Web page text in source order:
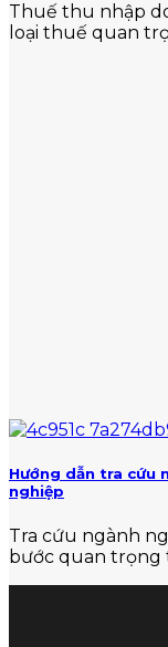
Thuế thu nhập
loại thuế quan
Hướng dẫn tra cứu
nghiệp
Tra cứu ngành
bước quan trọng